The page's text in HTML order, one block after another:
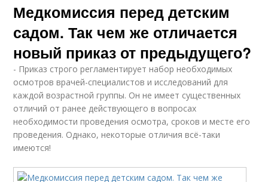
Медкомиссия перед детским
садом. Так чем же отличается
новый приказ от предыдущего?
- Приказ строго регламентирует набор необходимых
осмотров врачей-специалистов и исследований для
каждой возрастной группы. Он не имеет существенных
отличий от ранее действующего в вопросах
необходимости проведения осмотра, сроков и месте его
проведения. Однако, некоторые отличия всё-таки
имеются!